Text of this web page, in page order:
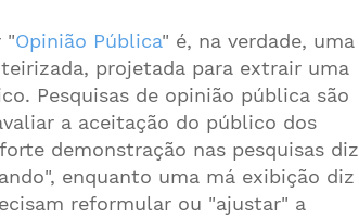
"Opinião Pública" é, na verdade, uma
projetada para extrair uma
Pesquisas de opinião pública são
a aceitação do público dos
demonstração nas pesquisas diz
enquanto uma má exibição diz
reformular ou "ajustar" a